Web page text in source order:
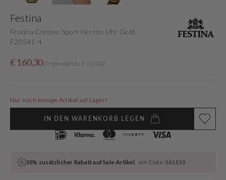
Festina
Festina Chrono Sport Herren Uhr Gold
F20541-4
Verkaufspreis
€ 160,30
NormalerOriginalpreis: € 229,00
Nur noch wenige Artikel auf Lager!
IN DEN WARENKORB LEGEN
10% zusätzlicher Rabatt auf Sale-Artikel mit Code:SALE10